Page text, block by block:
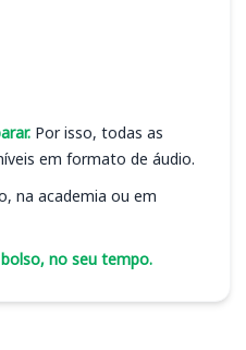
Por isso, todas as
em formato de áudio.
na academia ou em
no seu tempo.